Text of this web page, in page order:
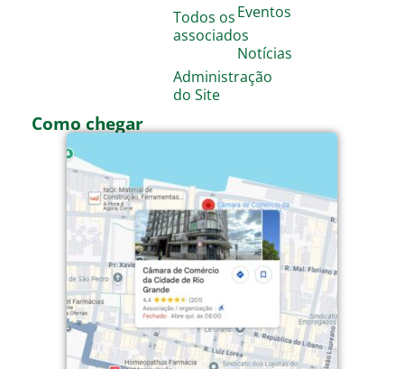
Todos os
associados
Administração
do Site
Eventos
Notícias
Como chegar